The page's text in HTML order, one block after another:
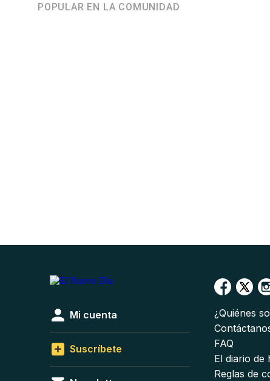
POPULAR EN LA COMUNIDAD
Mi cuenta
Suscríbete
¿Quiénes
FAQ
El diario de
Reglas de